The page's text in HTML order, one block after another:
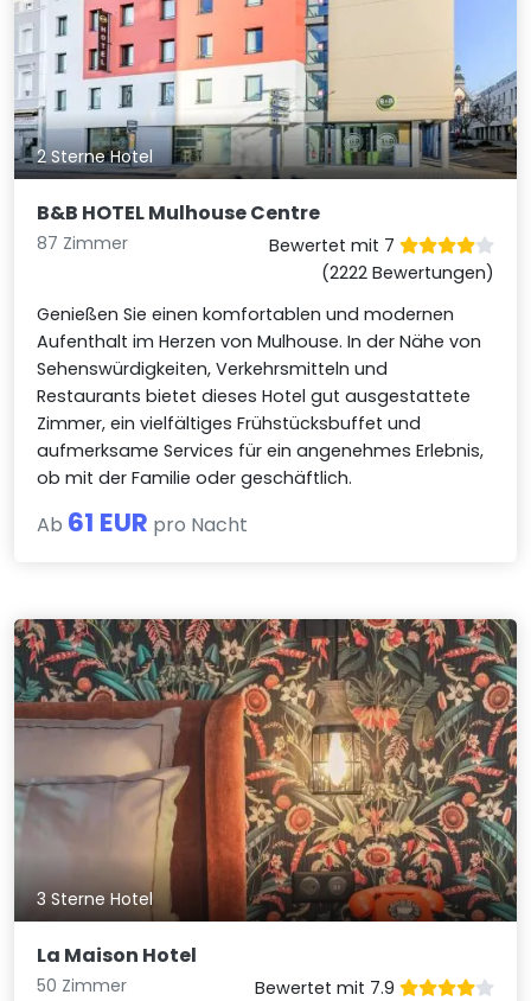
2 Sterne Hotel
B&B HOTEL Mulhouse Centre
87 Zimmer
Bewertet mit 7
(2222 Bewertungen)
Genießen Sie einen komfortablen und modernen
Aufenthalt im Herzen von Mulhouse. In der Nähe von
Sehenswürdigkeiten, Verkehrsmitteln und
Restaurants bietet dieses Hotel gut ausgestattete
Zimmer, ein vielfältiges Frühstücksbuffet und
aufmerksame Services für ein angenehmes Erlebnis,
ob mit der Familie oder geschäftlich.
Ab 61 EUR pro Nacht
3 Sterne Hotel
La Maison Hotel
50 Zimmer
Bewertet mit 7.9